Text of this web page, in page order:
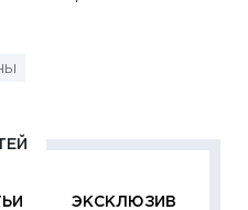
ЭКСКЛЮЗИВ